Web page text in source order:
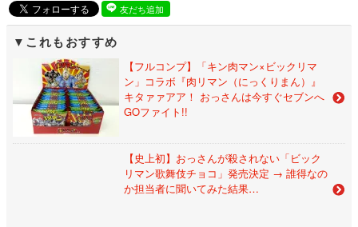
友だち追加
これもおすすめ
【フルコンプ】「キン肉マン×ビックリマ
ン」コラボ『肉リマン（にっくりまん）』
キタァァアア！ おっさんは今すぐセブンへ
GOファイト!!
【史上初】おっさんが殺されない「ビック
リマン歌舞伎チョコ」発売決定 → 誰得なの
か担当者に聞いてみた結果…